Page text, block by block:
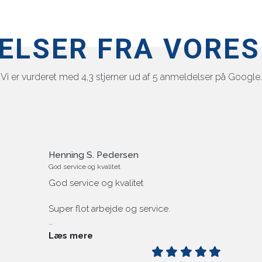
FRA
Vi er vurderet med 4,3 stjerner ud af 5 anmeldelser på Google.
GG
Virkeligt god og professionel service
Virkeligt god og professionel service,
Resultatet er upåklageligt, ligner original
Montanalakering. Anbefales på det
varmeste.
Læs mere